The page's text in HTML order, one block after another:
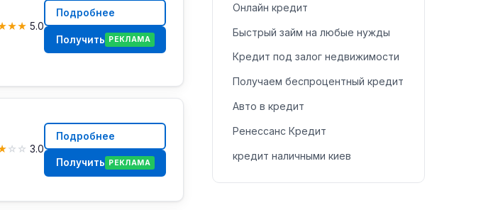
★★ 5.0
Подробнее
Получить РЕКЛАМА
☆ ☆ 3.0
Подробнее
Получить РЕКЛАМА
Онлайн кредит
Быстрый займ на любые нужды
Кредит под залог недвижимости
Получаем беспроцентный кредит
Авто в кредит
Ренессанс Кредит
кредит наличными киев